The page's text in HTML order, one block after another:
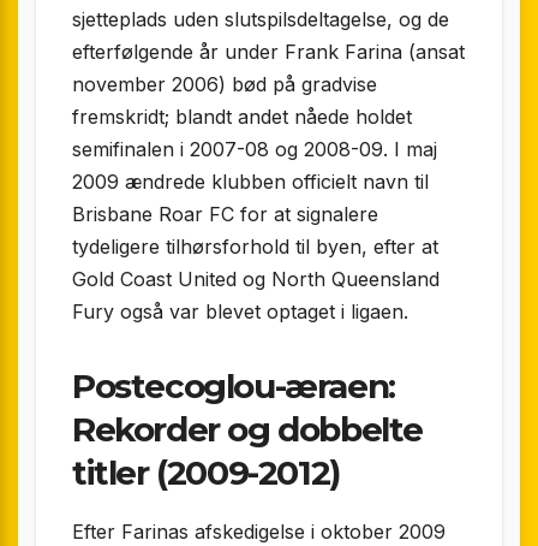
sjetteplads uden slutspilsdeltagelse, og de
efterfølgende år under Frank Farina (ansat
november 2006) bød på gradvise
fremskridt; blandt andet nåede holdet
semifinalen i 2007-08 og 2008-09. I maj
2009 ændrede klubben officielt navn til
Brisbane Roar FC for at signalere
tydeligere tilhørsforhold til byen, efter at
Gold Coast United og North Queensland
Fury også var blevet optaget i ligaen.
Postecoglou-æraen:
Rekorder og dobbelte
titler (2009-2012)
Efter Farinas afskedigelse i oktober 2009